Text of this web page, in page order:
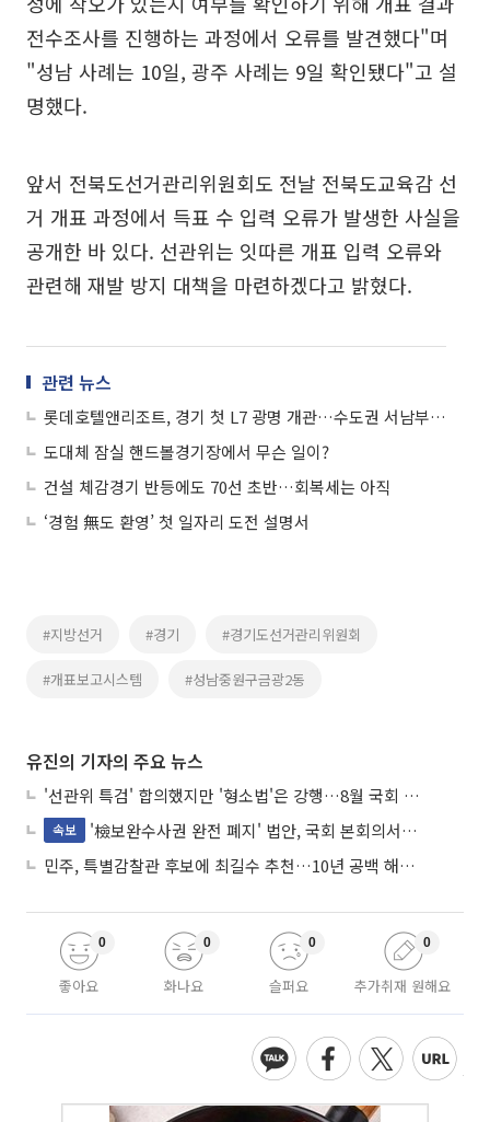
전수조사를 진행하는 과정에서 오류를 발견했다"며
"성남 사례는 10일, 광주 사례는 9일 확인됐다"고 설
명했다.
앞서 전북도선거관리위원회도 전날 전북도교육감 선
거 개표 과정에서 득표 수 입력 오류가 발생한 사실을
공개한 바 있다. 선관위는 잇따른 개표 입력 오류와
관련해 재발 방지 대책을 마련하겠다고 밝혔다.
관련 뉴스
롯데호텔앤리조트, 경기 첫 L7 광명 개관…수도권 서남부 공략 본격화
도대체 잠실 핸드볼경기장에서 무슨 일이?
건설 체감경기 반등에도 70선 초반…회복세는 아직
‘경험 無도 환영’ 첫 일자리 도전 설명서
#지방선거 #경기 #경기도선거관리위원회
#개표보고시스템 #성남중원구금광2동
유진의 기자의 주요 뉴스
'선관위 특검' 합의했지만 '형소법'은 강행…8월 국회 '입법 2차전' 예고
속보
'檢보완수사권 완전 폐지' 법안, 국회 본회의서 민주당 주도 통과
민주, 특별감찰관 후보에 최길수 추천…10년 공백 해소 속도
좋아요
0
화나요
0
슬퍼요
0
추가취재 원해요
0